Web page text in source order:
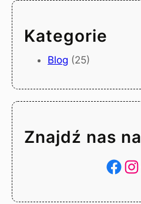
Kategorie
Blog (25)
Znajdź nas na
Facebook Instagram